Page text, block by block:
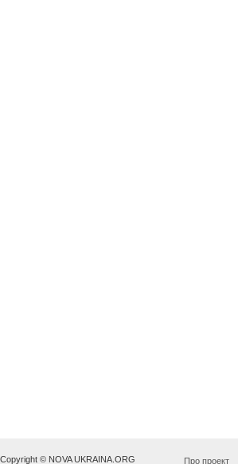
Copyright © NOVA UKRAINA.ORG
Про проект